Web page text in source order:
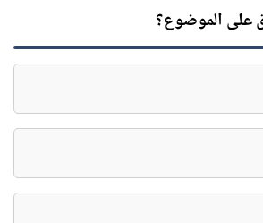
على الموضوع؟